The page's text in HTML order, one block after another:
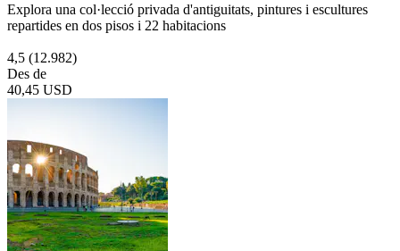
Explora una col·lecció privada d'antiguitats, pintures i escultures
repartides en dos pisos i 22 habitacions
4,5 (12.982)
Des de
40,45 USD